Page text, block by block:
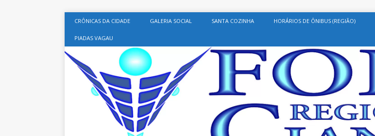
CRÔNICAS DA CIDADE GALERIA SOCIAL SANTA COZINHA HORÁRIOS DE ÔNIBUS (REGIÃO)
PIADAS VAGAU